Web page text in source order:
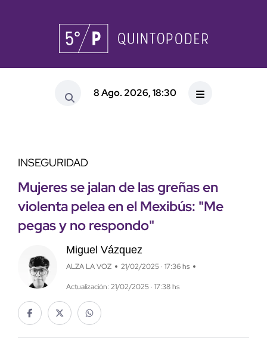
8 Ago. 2026, 18:30
INSEGURIDAD
Mujeres se jalan de las greñas en
violenta pelea en el Mexibús: "Me
pegas y no respondo"
Miguel Vázquez
ALZA LA VOZ 21/02/2025 · 17:36 hs
Actualización: 21/02/2025 · 17:38 hs